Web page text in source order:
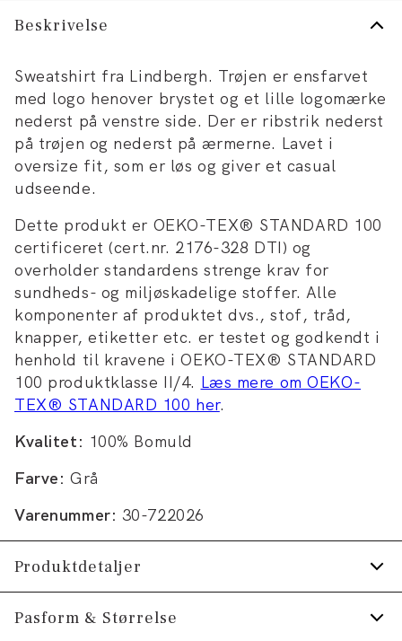
Beskrivelse
Sweatshirt fra Lindbergh. Trøjen er ensfarvet
med logo henover brystet og et lille logomærke
nederst på venstre side. Der er ribstrik nederst
på trøjen og nederst på ærmerne. Lavet i
oversize fit, som er løs og giver et casual
udseende.
Dette produkt er OEKO-TEX® STANDARD 100
certificeret (cert.nr. 2176-328 DTI) og
overholder standardens strenge krav for
sundheds- og miljøskadelige stoffer. Alle
komponenter af produktet dvs., stof, tråd,
knapper, etiketter etc. er testet og godkendt i
henhold til kravene i OEKO-TEX® STANDARD
100 produktklasse II/4. Læs mere om OEKO-
TEX® STANDARD 100 her.
Kvalitet: 100% Bomuld
Farve: Grå
Varenummer: 30-722026
Produktdetaljer
Trøjen har rund hals.
Pasform & Størrelse